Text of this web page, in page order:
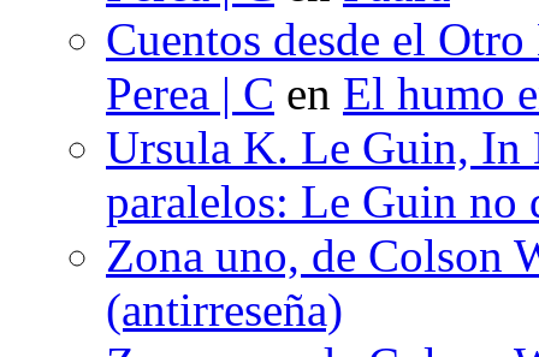
Cuentos desde el
Perea | C en El humo
Ursula K. Le Guin, In
paralelos: Le Guin no
Zona uno, de Colson
(antirreseña)